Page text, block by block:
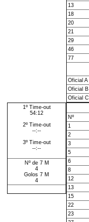
13
18
20
21
29
46
77
Oficial A
Oficial B
Oficial C
1º Time-out
54:12
2º Time-out
--:--
3º Time-out
--:--
Nº de 7 M
4
Golos 7 M
4
Nº
1
2
3
5
6
8
12
13
15
22
23